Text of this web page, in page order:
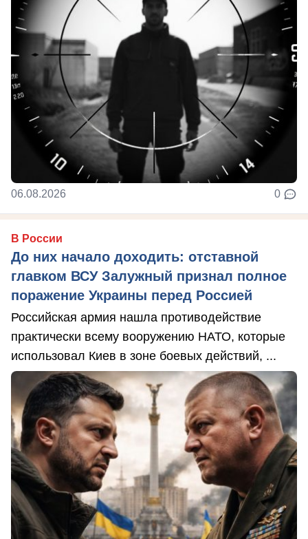
06.08.2026 0
В России
До них начало доходить: отставной
главком ВСУ Залужный признал полное
поражение Украины перед Россией
Российская армия нашла противодействие
практически всему вооружению НАТО, которые
использовал Киев в зоне боевых действий, ...